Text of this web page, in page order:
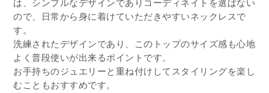
は、シンプルなデザインでありコーディネイトを選ばない
ので、日常から身に着けていただきやすいネックレスで
す。
洗練されたデザインであり、このトップのサイズ感も心地
よく普段使いが出来るポイントです。
お手持ちのジュエリーと重ね付けしてスタイリングを楽し
むこともおすすめです。